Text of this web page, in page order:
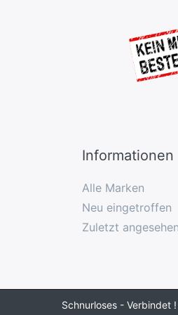
Informationen
Alle Marken
Neu eingetroffen
Zuletzt angesehen
Schnurloses - Verbindet